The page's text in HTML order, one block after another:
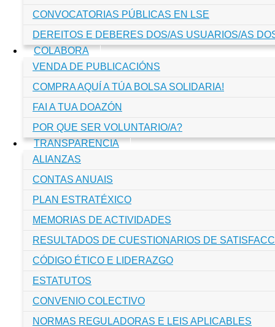
CONVOCATORIAS PÚBLICAS EN LSE
DEREITOS E DEBERES DOS/AS USUARIOS/AS
COLABORA
VENDA DE PUBLICACIÓNS
COMPRA AQUÍ A TÚA BOLSA SOLIDARIA!
FAI A TUA DOAZÓN
POR QUE SER VOLUNTARIO/A?
TRANSPARENCIA
ALIANZAS
CONTAS ANUAIS
PLAN ESTRATÉXICO
MEMORIAS DE ACTIVIDADES
RESULTADOS DE CUESTIONARIOS DE
CÓDIGO ÉTICO E LIDERAZGO
ESTATUTOS
CONVENIO COLECTIVO
NORMAS REGULADORAS E LEIS APLICABLES